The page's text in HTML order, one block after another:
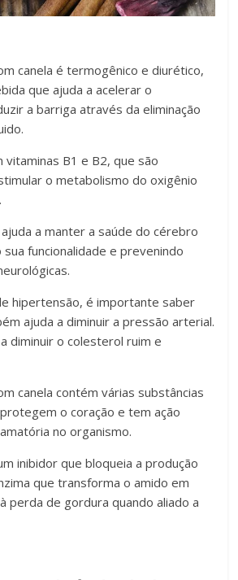
canela é termogênico e diurético,
que ajuda a acelerar o
a barriga através da eliminação
vitaminas B1 e B2, que são
o metabolismo do oxigênio
a manter a saúde do cérebro
funcionalidade e prevenindo
hipertensão, é importante saber
ajuda a diminuir a pressão arterial.
diminuir o colesterol ruim e
canela contém várias substâncias
o coração e tem ação
no organismo.
inibidor que bloqueia a produção
que transforma o amido em
perda de gordura quando aliado a